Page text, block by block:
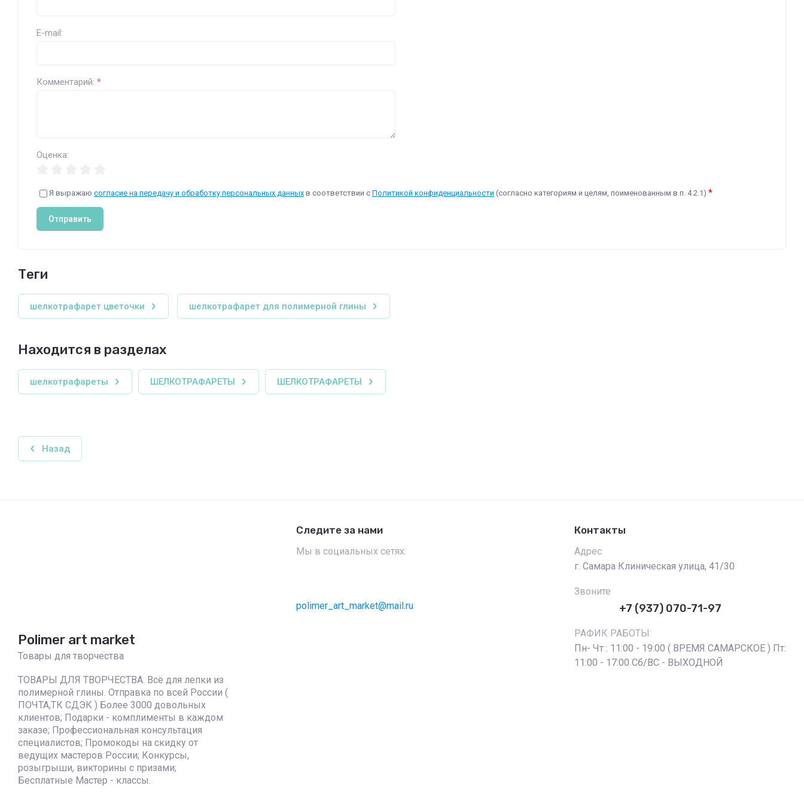
E-mail:
Комментарий: *
Оценка:
Я выражаю согласие на передачу и обработку персональных данных в соответствии с Политикой конфиденциальности (согласно категориям и целям, поименованным в п. 4.2.1) *
Отправить
теги
шелкотрафарет цветочки шелкотрафарет для полимерной глины
Находится в разделах
шелкотрафареты ШЕЛКОТРАФАРЕТЫ ШЕЛКОТРАФАРЕТЫ
Назад
Polimer art market
Товары для творчества
ТОВАРЫ ДЛЯ ТВОРЧЕСТВА. Всё для лепки из
полимерной глины. Отправка по всей России (
ПОЧТА,ТК СДЭК ) Более 3000 довольных
клиентов; Подарки - комплименты в каждом
заказе; Профессиональная консультация
специалистов; Промокоды на скидку от
ведущих мастеров России; Конкурсы,
розыгрыши, викторины с призами;
Бесплатные Мастер - классы.
Следите за нами
Мы в социальных сетях:
polimer_art_market@mail.ru
Контакты
Адрес
г. Самара Клиническая улица, 41/30
Звоните
+7 (937) 070-71-97
РАФИК РАБОТЫ:
Пн- Чт : 11:00 - 19:00 ( ВРЕМЯ САМАРСКОЕ ) Пт:
11:00 - 17:00 Сб/ВС - ВЫХОДНОЙ